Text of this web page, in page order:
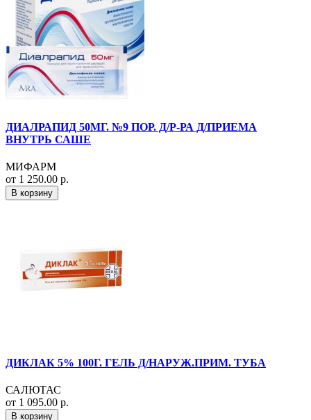
ДИАЛРАПИД 50МГ. №9 ПОР. Д/Р-РА Д/ПРИЕМА
ВНУТРЬ САШЕ
МИФАРМ
от 1 250.00 р.
В корзину
ДИКЛАК 5% 100Г. ГЕЛЬ Д/НАРУЖ.ПРИМ. ТУБА
САЛЮТАС
от 1 095.00 р.
В корзину